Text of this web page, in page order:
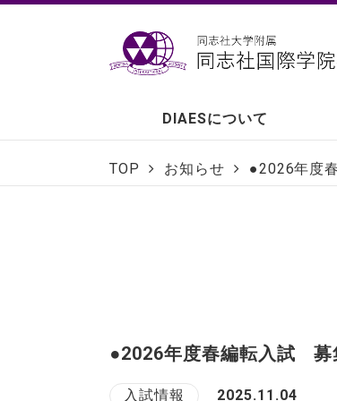
DIAESについて
TOP お知らせ ●2026年度
●2026年度春編転入試 募
入試情報 2025.11.04